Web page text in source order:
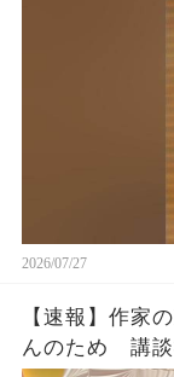
2026/07/27
【速報】作
んのため 講談